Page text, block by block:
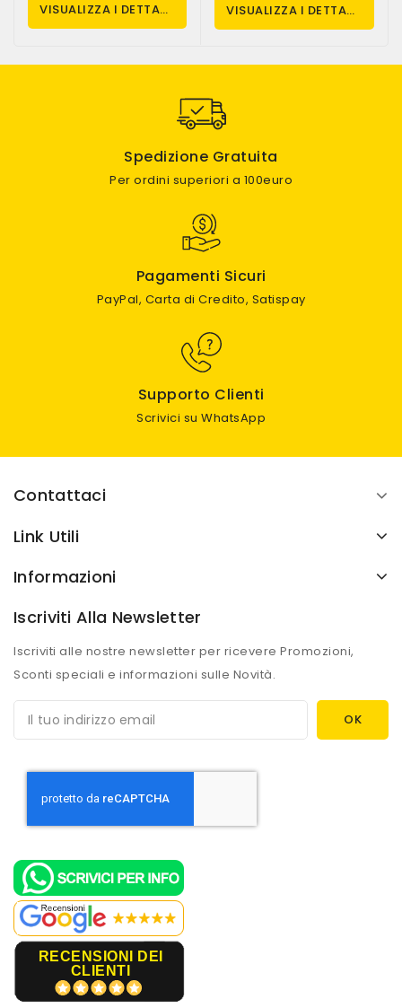
VISUALIZZA I DETTAGLI VISUALIZZA I DETTAGLI
Spedizione Gratuita
Per ordini superiori a 100euro
Pagamenti Sicuri
PayPal, Carta di Credito, Satispay
Supporto Clienti
Scrivici su WhatsApp
Contattaci
Link Utili
Informazioni
Iscriviti Alla Newsletter
Iscriviti alle nostre newsletter per ricevere Promozioni,
Sconti speciali e informazioni sulle Novità.
RECENSIONI DEI
CLIENTI